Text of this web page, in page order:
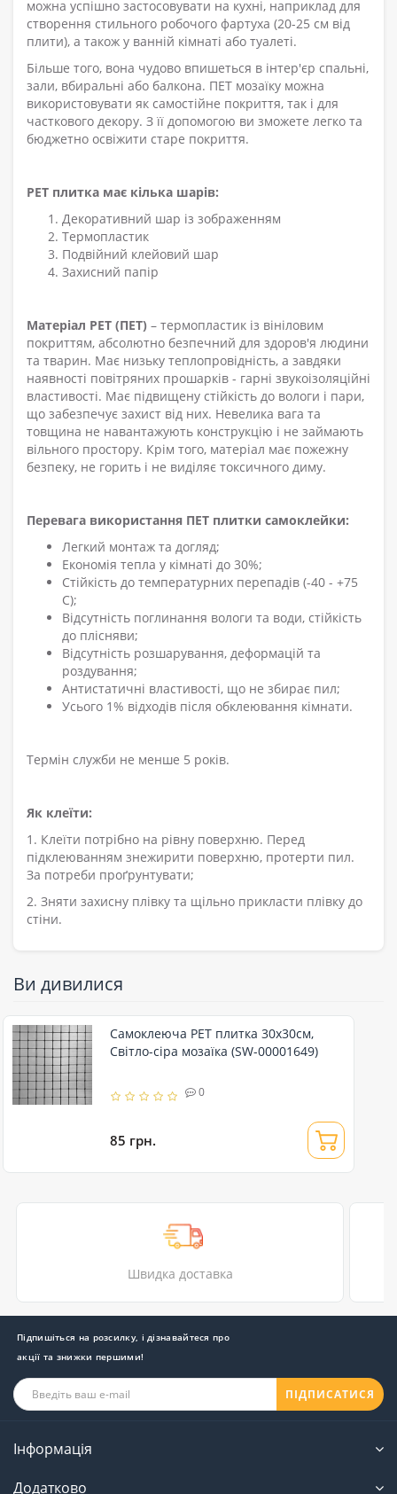
можна успішно застосовувати на кухні, наприклад для
створення стильного робочого фартуха (20-25 см від
плити), а також у ванній кімнаті або туалеті.
Більше того, вона чудово впишеться в інтер'єр спальні,
зали, вбиральні або балкона. ПЕТ мозаїку можна
використовувати як самостійне покриття, так і для
часткового декору. З її допомогою ви зможете легко та
бюджетно освіжити старе покриття.
PET плитка має кілька шарів:
Декоративний шар із зображенням
Термопластик
Подвійний клейовий шар
Захисний папір
Матеріал PET (ПЕТ) – термопластик із вініловим
покриттям, абсолютно безпечний для здоров'я людини
та тварин. Має низьку теплопровідність, а завдяки
наявності повітряних прошарків - гарні звукоізоляційні
властивості. Має підвищену стійкість до вологи і пари,
що забезпечує захист від них. Невелика вага та
товщина не навантажують конструкцію і не займають
вільного простору. Крім того, матеріал має пожежну
безпеку, не горить і не виділяє токсичного диму.
Перевага використання ПЕТ плитки самоклейки:
Легкий монтаж та догляд;
Економія тепла у кімнаті до 30%;
Стійкість до температурних перепадів (-40 - +75
С);
Відсутність поглинання вологи та води, стійкість
до плісняви;
Відсутність розшарування, деформацій та
роздування;
Антистатичні властивості, що не збирає пил;
Усього 1% відходів після обклеювання кімнати.
Термін служби не менше 5 років.
Як клеїти:
1. Клеїти потрібно на рівну поверхню. Перед
підклеюванням знежирити поверхню, протерти пил.
За потреби проґрунтувати;
2. Зняти захисну плівку та щільно прикласти плівку до
стіни.
Ви дивилися
Самоклеюча PET плитка 30х30см,
Світло-сіра мозаїка (SW-00001649)
0
85 грн.
Швидка доставка
Підпишіться на розсилку, і дізнавайтеся про
акції та знижки першими!
ПІДПИСАТИСЯ
Інформація
Додатково